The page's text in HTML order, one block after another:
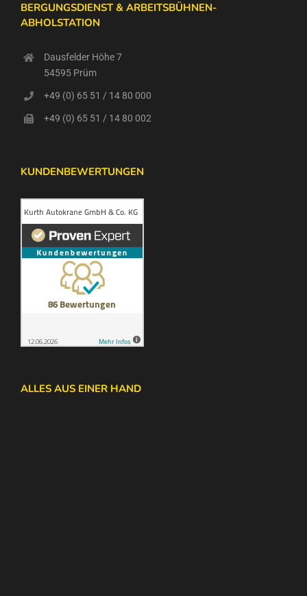
BERGUNGSDIENST & ARBEITSBÜHNEN-
ABHOLSTATION
Dausfelder Höhe 7
54595 Prüm
+49 (0) 65 51 / 14 80 000
+49 (0) 65 51 / 14 80 002
KUNDENBEWERTUNGEN
ALLES AUS EINER HAND